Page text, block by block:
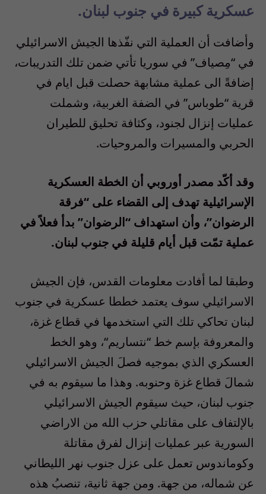
عسكرية كبيرة في جنوب لبنان.
وأضافت أن العملية التي نفّذها الجيش الاسرائيلي
في “مِصياف” في سوريا تأتي ضمن تلك التدريبات،
إضافةً الى عملية مشابهة حصلت قبل ايام في
قرية “طوباس” في الضفة الغربية، وشملت
عمليات إنزال لجنود، وكثافة تحليق للطيران
الحربي والمسيرات والمروحيات.
وقد أكّد مصدر أوروبي أن الخطة العسكرية
الإسرائيلية تهدف إلى القضاء على “فرقة
الرضوان”، وأن استهداف “الرضوان” بدأ فعلاً في
عملية تمّت قبل أيام قليلة في جنوب لبنان.
وطبقا لما أفادت معلومات القدس، فإن الجيش
الاسرائيلي سوف يعتمد خططا عسكرية في جنوب
لبنان تحاكي تلك التي استخدمها في قطاع غزة،
والمعروفة بإسم خط “نتساريم“، وهو الخط
العسكري الذي بموجيه فصلَ الجيش الاسرائيلي
شمالَ قطاع غزة وحنوبه. وهذا ما سيقوم به في
جنوب لبنان، حيث سيقوم الجيش الاسرائيلي
بالإلتفاف على مقاتلي حزب الله من الاراضي
السورية عبر عمليات إنزال لفرق مقاتلة
وكوماندوس تعمل على عزل جنوب نهر الليطاني
عن شماله، من جهة. ومن جهة ثانية، تنصبُ هذه